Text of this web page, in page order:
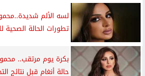
لسه الألم
تطورات الحالة الصحية
بكرة يوم مرتقب..
حالة أنغام قبل نتائج